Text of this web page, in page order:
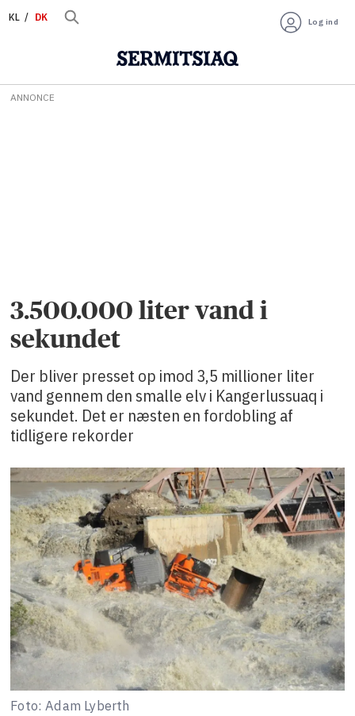
KL DK Log ind
ANNONCE
3.500.000 liter vand i
sekundet
Der bliver presset op imod 3,5 millioner liter
vand gennem den smalle elv i Kangerlussuaq i
sekundet. Det er næsten en fordobling af
tidligere rekorder
Foto: Adam Lyberth